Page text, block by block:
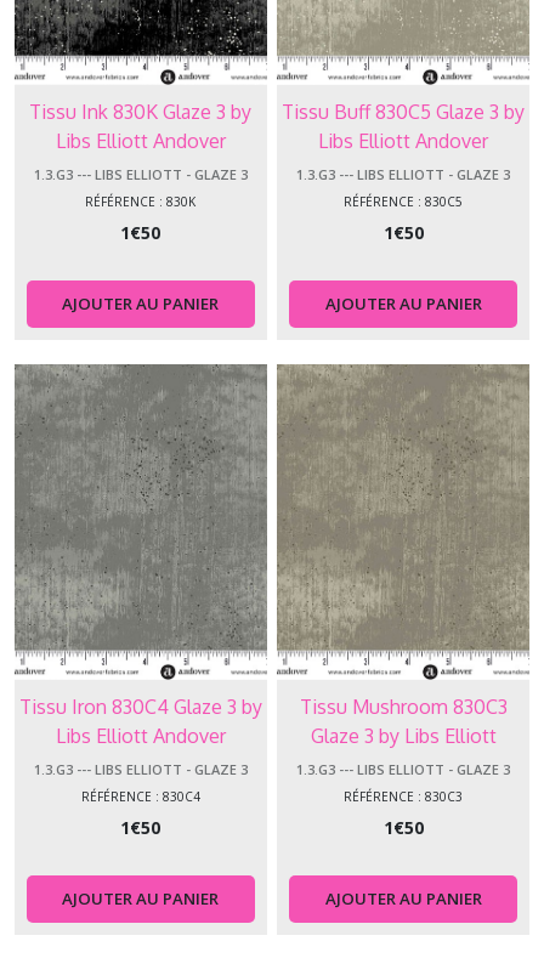
Tissu Ink 830K Glaze 3 by
Libs Elliott Andover
Makower
1.3.G3 --- LIBS ELLIOTT - GLAZE 3
RÉFÉRENCE : 830K
1€50
AJOUTER AU PANIER
Tissu Buff 830C5 Glaze 3 by
Libs Elliott Andover
Makower
1.3.G3 --- LIBS ELLIOTT - GLAZE 3
RÉFÉRENCE : 830C5
1€50
AJOUTER AU PANIER
Tissu Iron 830C4 Glaze 3 by
Libs Elliott Andover
Makower
1.3.G3 --- LIBS ELLIOTT - GLAZE 3
RÉFÉRENCE : 830C4
1€50
AJOUTER AU PANIER
Tissu Mushroom 830C3
Glaze 3 by Libs Elliott
Andover Makower
1.3.G3 --- LIBS ELLIOTT - GLAZE 3
RÉFÉRENCE : 830C3
1€50
AJOUTER AU PANIER